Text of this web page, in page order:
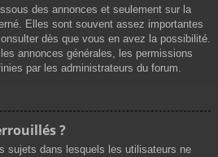
des annonces et seulement sur la
Elles sont souvent assez importantes
dès que vous en avez la possibilité.
annonces générales, les permissions
par les administrateurs du forum.
?
sujets dans lesquels les utilisateurs ne